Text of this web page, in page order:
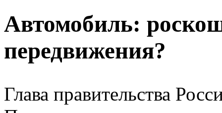
Автомобиль:
передвижения?
Глава правительства